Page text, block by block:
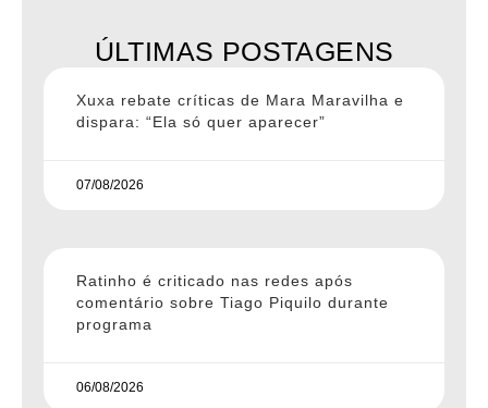
ÚLTIMAS POSTAGENS
Xuxa rebate críticas de Mara Maravilha e
dispara: “Ela só quer aparecer”
07/08/2026
Ratinho é criticado nas redes após
comentário sobre Tiago Piquilo durante
programa
06/08/2026